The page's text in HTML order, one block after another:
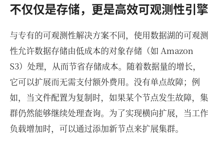
不仅仅是存储，更是高效可观测性引擎
与专有的可观测性解决方案不同，使用数据湖的可观测
性允许数据存储由低成本的对象存储（如 Amazon
S3）处理，从而节省存储成本。随着数据量的增长，
它可以扩展而无需支付额外费用。没有单点故障；例
如，当文件配置为复制时，如果某个节点发生故障，集
群仍然能够继续处理查询。为了实现横向扩展，当工作
负载增加时，可以通过添加新节点来扩展集群。